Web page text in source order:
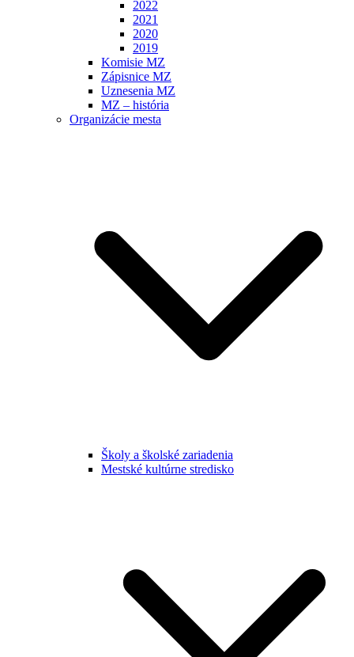
2022
2021
2020
2019
Komisie MZ
Zápisnice MZ
Uznesenia MZ
MZ – história
Organizácie mesta
Školy a školské zariadenia
Mestské kultúrne stredisko